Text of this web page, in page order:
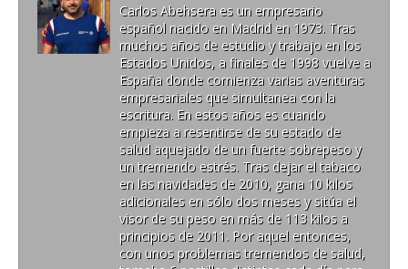
Carlos Abehsera es un empresario
español nacido en Madrid en 1973. Tras
muchos años de estudio y trabajo en los
Estados Unidos, a finales de 1998 vuelve a
España donde comienza varias aventuras
empresariales que simultanea con la
escritura. En estos años es cuando
empieza a resentirse de su estado de
salud aquejado de un fuerte sobrepeso y
un tremendo estrés. Tras dejar el tabaco
en las navidades de 2010, gana 10 kilos
adicionales en sólo dos meses y sitúa el
visor de su peso en más de 113 kilos a
principios de 2011. Por aquel entonces,
con unos problemas tremendos de salud,